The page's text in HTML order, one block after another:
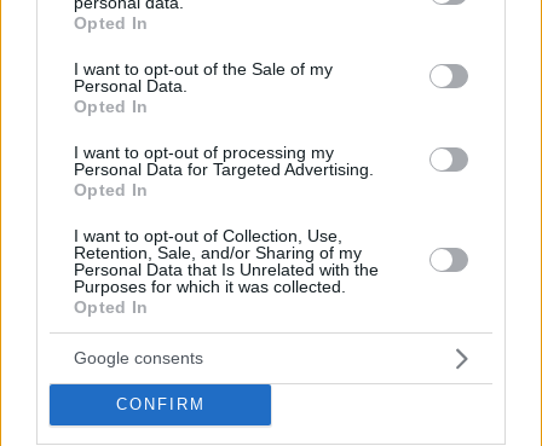
grant or deny consent to Google and its third-party tags to
use your data for below specified purposes in below Google
consent section.
Opted In
I want to opt-out of the Sale of my
Personal Data.
Opted In
I want to opt-out of processing my
Personal Data for Targeted Advertising.
Opted In
I want to opt-out of Collection, Use,
Retention, Sale, and/or Sharing of my
Personal Data that Is Unrelated with the
Purposes for which it was collected.
Opted In
Google consents
CONFIRM
Οι ωραιότερες παραλίες της Σαμοθράκης -Οι
αμμώδεις, οι απομονωμένες, οι άγριες και βραχώδεις
Πώς ξυπνούσαν οι άνθρωποι πριν τα smartphones: Από
τους κόκορες στους επαγγελματίες με σφυρίχτρες και
μπιζέλια της βιομηχανικής επανάστασης
Νέα ανάφλεξη στη Μέση Ανατολή: Οι Χούθι χτύπησαν
εγκατάσταση της Aramco, το Ιράν βάζει πιο σκληρούς
όρους για τα Στενά του Ορμούζ
πριν 25 λεπτά
Μαντόνα για Γουίλιαμ Όρμπιτ: Η μουσική σου μου
έδωσε ένα μαγικό χαλί για να πετάξω, ήμουν τόσο
τυχερή που σε γνώρισα
πριν 26 λεπτά